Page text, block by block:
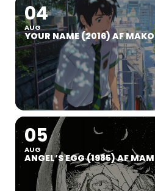
04
AUG
YOUR NAME (2016) AF
05
AUG
ANGEL’S EGG (1985) AF